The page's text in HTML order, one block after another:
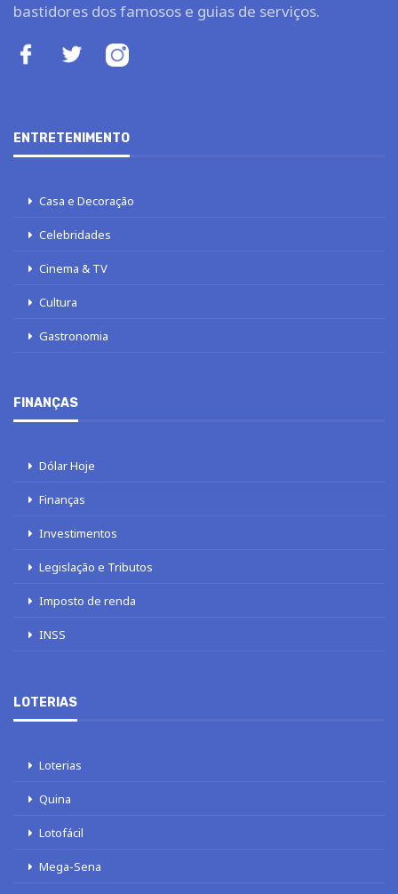
bastidores dos famosos e guias de serviços.
ENTRETENIMENTO
Casa e Decoração
Celebridades
Cinema & TV
Cultura
Gastronomia
FINANÇAS
Dólar Hoje
Finanças
Investimentos
Legislação e Tributos
Imposto de renda
INSS
LOTERIAS
Loterias
Quina
Lotofácil
Mega-Sena